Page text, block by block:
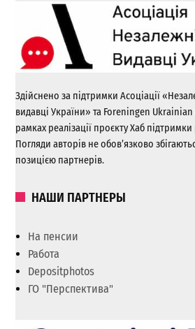
Здійснено за підтримки Асоціації
видавці України» та Foreningen
рамках реалізації проєкту Хаб
Погляди авторів не обов’язково
позицією партнерів.
НАШИ ПАРТНЕРЫ
На пенсии
Работа
Depositphotos
ГО "Перспектива"